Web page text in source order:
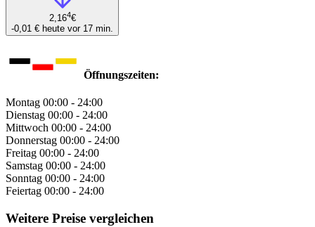
2,164€
-0,01 € heute vor 17 min.
Öffnungszeiten:
Montag 00:00 - 24:00
Dienstag 00:00 - 24:00
Mittwoch 00:00 - 24:00
Donnerstag 00:00 - 24:00
Freitag 00:00 - 24:00
Samstag 00:00 - 24:00
Sonntag 00:00 - 24:00
Feiertag 00:00 - 24:00
Weitere Preise vergleichen